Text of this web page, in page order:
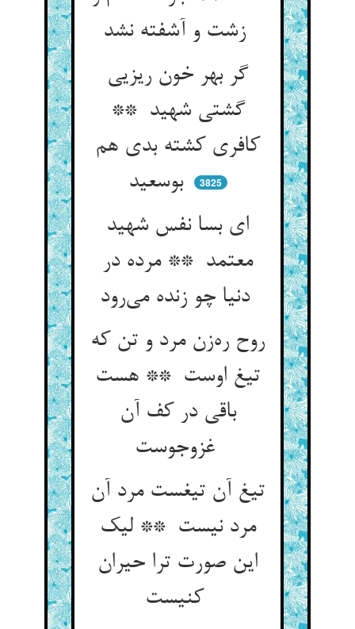
گر بهر خون ریزیی
گشتی شهید **
کافری کشته بدی هم
بوسعید
3825
ای بسا نفس شهید
معتمد ** مرده در
دنیا چو زنده می‌رود
روح ره‌زن مرد و تن که
تیغ اوست ** هست
باقی در کف آن
غزوجوست
تیغ آن تیغست مرد آن
مرد نیست ** لیک
این صورت ترا حیران